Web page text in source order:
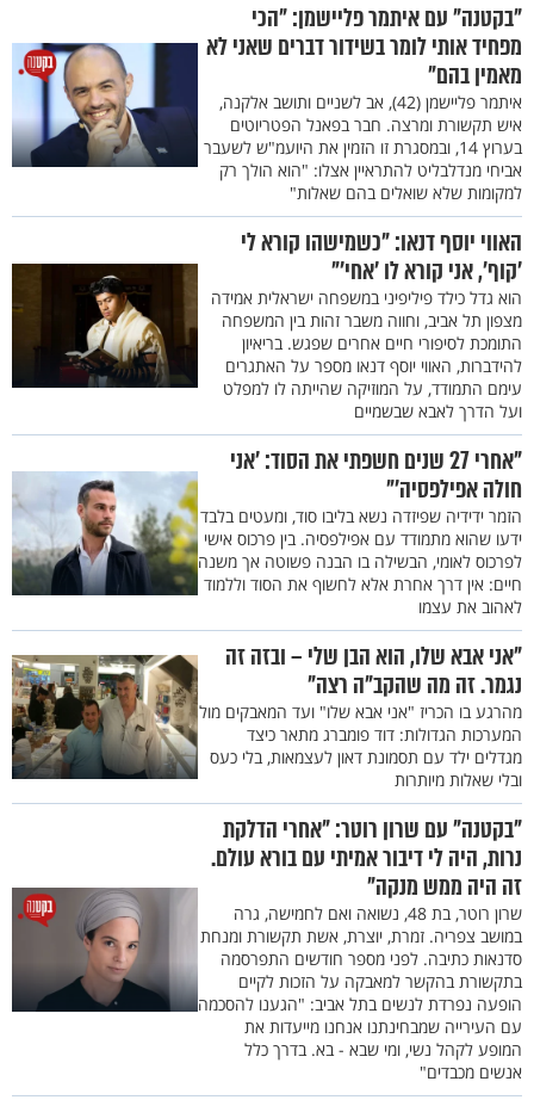
"בקטנה" עם איתמר פליישמן: "הכי
מפחיד אותי לומר בשידור דברים שאני לא
מאמין בהם"
איתמר פליישמן (42), אב לשניים ותושב אלקנה,
איש תקשורת ומרצה. חבר בפאנל הפטריוטים
בערוץ 14, ובמסגרת זו הזמין את היועמ"ש לשעבר
אביחי מנדלבליט להתראיין אצלו: "הוא הולך רק
למקומות שלא שואלים בהם שאלות"
האווי יוסף דנאו: "כשמישהו קורא לי
'קוף', אני קורא לו 'אחי'"
הוא גדל כילד פיליפיני במשפחה ישראלית אמידה
מצפון תל אביב, וחווה משבר זהות בין המשפחה
התומכת לסיפורי חיים אחרים שפגש. בריאיון
להידברות, האווי יוסף דנאו מספר על האתגרים
עימם התמודד, על המוזיקה שהייתה לו למפלט
ועל הדרך לאבא שבשמיים
"אחרי 27 שנים חשפתי את הסוד: 'אני
חולה אפילפסיה'"
הזמר ידידיה שפיזדה נשא בליבו סוד, ומעטים בלבד
ידעו שהוא מתמודד עם אפילפסיה. בין פרכוס אישי
לפרכוס לאומי, הבשילה בו הבנה פשוטה אך משנה
חיים: אין דרך אחרת אלא לחשוף את הסוד וללמוד
לאהוב את עצמו
"אני אבא שלו, הוא הבן שלי – ובזה זה
נגמר. זה מה שהקב"ה רצה"
מהרגע בו הכריז "אני אבא שלו" ועד המאבקים מול
המערכות הגדולות: דוד פומברג מתאר כיצד
מגדלים ילד עם תסמונת דאון לעצמאות, בלי כעס
ובלי שאלות מיותרות
"בקטנה" עם שרון רוטר: "אחרי הדלקת
נרות, היה לי דיבור אמיתי עם בורא עולם.
זה היה ממש מנקה"
שרון רוטר, בת 48, נשואה ואם לחמישה, גרה
במושב צפריה. זמרת, יוצרת, אשת תקשורת ומנחת
סדנאות כתיבה. לפני מספר חודשים התפרסמה
בתקשורת בהקשר למאבקה על הזכות לקיים
הופעה נפרדת לנשים בתל אביב: "הגענו להסכמה
עם העירייה שמבחינתנו אנחנו מייעדות את
המופע לקהל נשי, ומי שבא - בא. בדרך כלל
אנשים מכבדים"